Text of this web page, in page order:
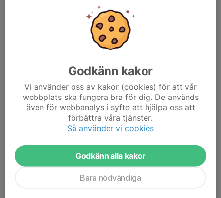
Om du har en kille född 2017 som är sugen på att testa handboll
får du gärna fylla i formuläret viadenna länk
information skickad till dig.
Vi söker också ledare till gruppen, hör av dig till
Träningstider säsongen 2025/26 är:
Onsdagar 17:00 - 18:30 Ryaskolan ihop med Biskop
Söndagar 12:00 -13:00 Toleredsskolan
Varmt välkomna!
Godkänn kakor
Vi använder oss av kakor (cookies) för att vår
webbplats ska fungera bra för dig. De används
även för webbanalys i syfte att hjälpa oss att
förbättra våra tjänster.
Så använder vi cookies
Godkänn alla kakor
Bara nödvändiga